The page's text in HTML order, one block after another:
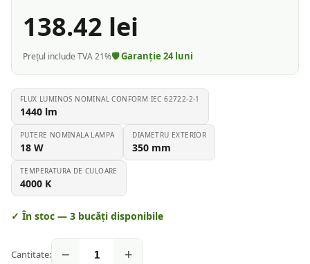
138.42 lei
Prețul include TVA 21%🛡️ Garanție 24luni
FLUX LUMINOS NOMINAL CONFORM IEC 62722-2-1
1440 lm
PUTERE NOMINALA LAMPA
18 W
DIAMETRU EXTERIOR
350 mm
TEMPERATURA DE CULOARE
4000 K
✓ În stoc — 3 bucăți disponibile
Cantitate: − +